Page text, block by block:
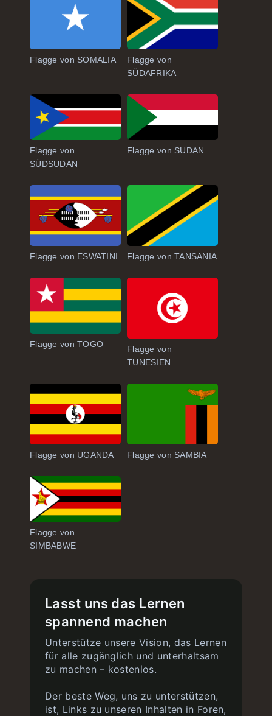
Flagge von SOMALIA
Flagge von
SÜDAFRIKA
Flagge von
SÜDSUDAN
Flagge von SUDAN
Flagge von ESWATINI Flagge von TANSANIA
Flagge von TOGO
Flagge von
TUNESIEN
Flagge von UGANDA Flagge von SAMBIA
Flagge von
SIMBABWE
Lasst uns das Lernen
spannend machen
Unterstütze unsere Vision, das Lernen
für alle zugänglich und unterhaltsam
zu machen – kostenlos.
Der beste Weg, uns zu unterstützen,
ist, Links zu unseren Inhalten in Foren,